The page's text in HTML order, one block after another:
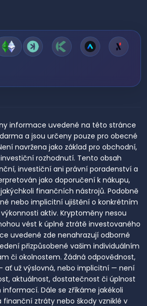
informace uvedené na této stránce
a jsou určeny pouze pro obecné
navržena jako základ pro obchodní,
rozhodnutí. Tento obsah
investiční ani právní poradenství a
jako doporučení k nákupu,
finančních nástrojů. Podobně
nebo implicitní ujištění o konkrétním
aktiv. Kryptoměny nesou
vést k úplné ztrátě investovaného
uvedené zde nenahrazují odborné
přizpůsobené vašim individuálním
či okolnostem. Žádná odpovědnost,
ať už výslovná, nebo implicitní — není
aktuálnost, dostatečnost či úplnost
Dále se zříkáme jakékoli
finanční ztráty nebo škody vzniklé v